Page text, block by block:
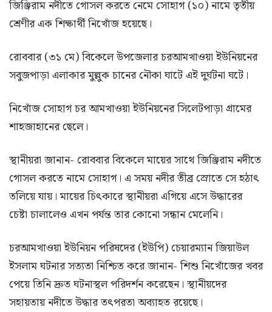
জিঞ্জিরাম নদীতে গোসল করতে নেমে সোহাগ (১০) নামে তৃতীয়
শ্রেণীর এক শিক্ষার্থী নিখোঁজ হয়েছে।
রোববার (৩১ মে) বিকেলে উপজেলার চরআমখাওয়া ইউনিয়নের
সবুজপাড়া এলাকার মুল্লুক চানের নৌকা ঘাটে এই দুর্ঘটনা ঘটে।
​নিখোঁজ সোহাগ চর আমখাওয়া ইউনিয়নের সিলেটপাড়া গ্রামের
শাহজাহানের ছেলে।
​স্থানীয়রা জানান- রোববার বিকেলে মায়ের সাথে জিঞ্জিরাম নদীতে
গোসল করতে নামে সোহাগ। এ সময় নদীর তীব্র স্রোতে সে হঠাৎ
তলিয়ে যায়। মায়ের চিৎকারে স্থানীয়রা এগিয়ে এসে উদ্ধারের
চেষ্টা চালালেও এখন পর্যন্ত তার কোনো সন্ধান মেলেনি।
​চরআমখাওয়া ইউনিয়ন পরিষদের (ইউপি) চেয়ারম্যান জিয়াউল
ইসলাম ঘটনার সত্যতা নিশ্চিত করে জানান- শিশু নিখোঁজের খবর
পেয়ে তিনি দ্রুত ঘটনাস্থল পরিদর্শন করেছেন। স্থানীয়দের
সহায়তায় নদীতে উদ্ধার তৎপরতা অব্যাহত রয়েছে।